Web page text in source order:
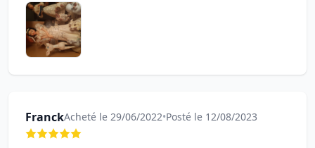
FranckAcheté le 29/06/2022•Posté le 12/08/2023